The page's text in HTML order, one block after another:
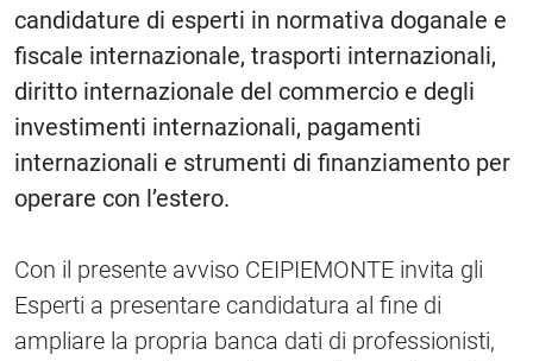
candidature di esperti in normativa doganale e
fiscale internazionale, trasporti internazionali,
diritto internazionale del commercio e degli
investimenti internazionali, pagamenti
internazionali e strumenti di finanziamento per
operare con l’estero.
Con il presente avviso CEIPIEMONTE invita gli
Esperti a presentare candidatura al fine di
ampliare la propria banca dati di professionisti,